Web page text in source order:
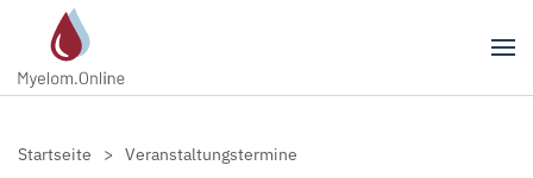
Zum Hauptinhalt springen
Startseite Veranstaltungstermine